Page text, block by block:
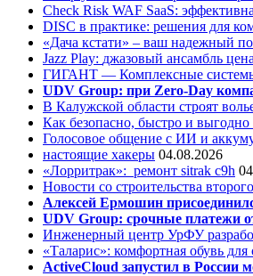
Check Risk WAF SaaS:
DISC в практике: решения для
«Дача кстати» – ваш надежный
Jazz Play: джазовый ансамбль цена
ГИГАНТ — Комплексные
UDV Group: при Zero-Day
В Калужской области строят
Как безопасно, быстро и
Голосовое общение с ИИ и
настоящие хакеры 04.08.2026
«Лорритрак»: ремонт sitrak c9h
Новости со строительства
Алексей Ермошин
UDV Group: срочные платежи
Инженерный центр УрФУ
«Таларис»: комфортная обувь
ActiveCloud запустил в России